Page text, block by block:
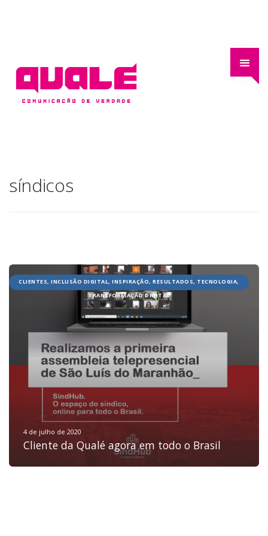
HOME
JOBS
TECH
BLOG
DEPOIMENTOS
síndicos
CLIENTES, INCLUSÃO DIGITAL, INSPIRAÇÃO, RESULTADOS, TECNOLOGIA,
TRANSFORMAÇÃO DIGITAL
4 de julho de 2020
Cliente da Qualé agora em todo o Brasil